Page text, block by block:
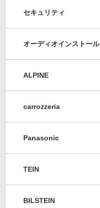
セキュリティ
オーディオインストール
ALPINE
carrozzeria
Panasonic
TEIN
BILSTEIN